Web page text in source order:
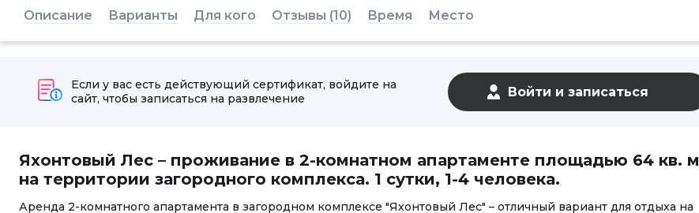
Описание Варианты Для кого Отзывы (10) Время Место
Если у вас есть действующий сертификат, войдите на
сайт, чтобы записаться на развлечение
Яхонтовый Лес – проживание в 2-комнатном апартаменте площадью 64 кв. м
на территории загородного комплекса. 1 сутки, 1-4 человека.
Аренда 2-комнатного апартамента в загородном комплексе "Яхонтовый Лес" – отличный вариант для отдыха на